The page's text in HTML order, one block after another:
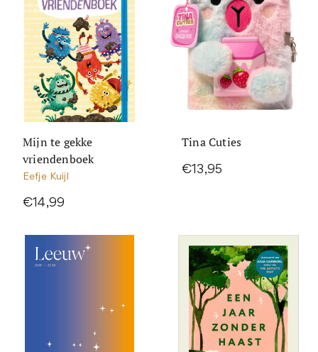
Mijn te gekke
vriendenboek
Eefje Kuijl
€14,99
Tina Cuties
€13,95